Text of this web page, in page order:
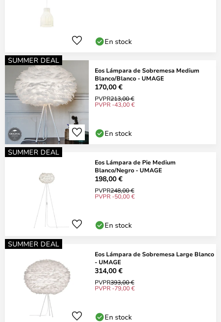
En stock
SUMMER DEAL
Eos Lámpara de Sobremesa Medium
Blanco/Blanco - UMAGE
170,00 €
PVPR213,00 €
PVPR -43,00 €
En stock
SUMMER DEAL
Eos Lámpara de Pie Medium
Blanco/Negro - UMAGE
198,00 €
PVPR248,00 €
PVPR -50,00 €
En stock
SUMMER DEAL
Eos Lámpara de Sobremesa Large Blanco
- UMAGE
314,00 €
PVPR393,00 €
PVPR -79,00 €
En stock